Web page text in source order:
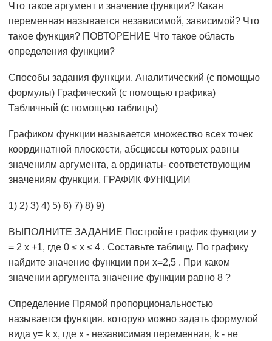
Что такое аргумент и значение функции? Какая
переменная называется независимой, зависимой? Что
такое функция? ПОВТОРЕНИЕ Что такое область
определения функции?
Способы задания функции. Аналитический (с помощью
формулы) Графический (с помощью графика)
Табличный (с помощью таблицы)
Графиком функции называется множество всех точек
координатной плоскости, абсциссы которых равны
значениям аргумента, а ординаты- соответствующим
значениям функции. ГРАФИК ФУНКЦИИ
1) 2) 3) 4) 5) 6) 7) 8) 9)
ВЫПОЛНИТЕ ЗАДАНИЕ Постройте график функции y
= 2 x +1, где 0 ≤ х ≤ 4 . Составьте таблицу. По графику
найдите значение функции при х=2,5 . При каком
значении аргумента значение функции равно 8 ?
Определение Прямой пропорциональностью
называется функция, которую можно задать формулой
вида у= k х, где х - независимая переменная, k - не